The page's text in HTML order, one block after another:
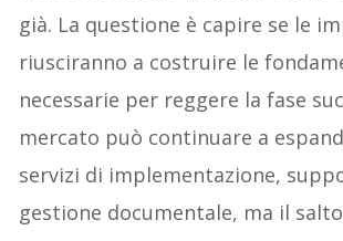
già. La questione è capire se le
riusciranno a costruire le
necessarie per reggere la fase
mercato può continuare a
servizi di implementazione,
gestione documentale, ma il